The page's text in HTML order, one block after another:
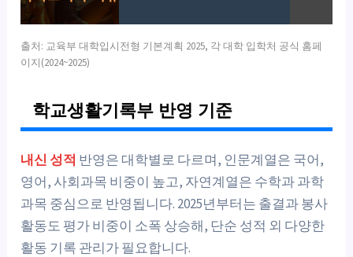
출처: 교육부 대학입시전형 기본계획 2025, 각 대학 입학처 공식 홈페
이지(2024~2025)
학교생활기록부 반영 기준
내신 성적 반영은 대학별로 다르며, 인문계열은 국어,
영어, 사회과목 비중이 높고, 자연계열은 수학과 과학
과목 중심으로 반영됩니다. 2025년부터는 출결과 봉사
활동도 평가 비중이 소폭 상승해, 단순 성적 외 다양한
활동 기록 관리가 필요합니다.